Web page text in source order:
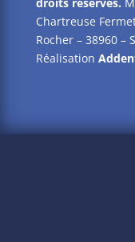
Chartreuse
Rocher – 38960 –
Réalisation